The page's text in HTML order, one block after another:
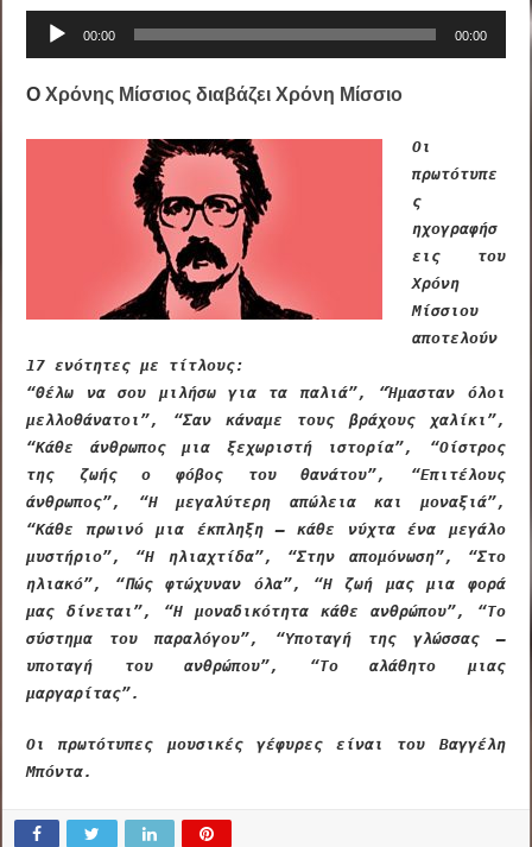
Πρόγραμμα
Αναπαραγωγής
00:00 00:00
ΟΧρόνης Μίσσιος διαβάζει Χρόνη Μίσσιο
Οι
πρωτότυπε
ς
ηχογραφήσ
εις του
Χρόνη
Μίσσιου
αποτελούν
17 ενότητες με τίτλους:
“Θέλω να σου μιλήσω για τα παλιά”, “Ήμασταν όλοι
μελλοθάνατοι”, “Σαν κάναμε τους βράχους χαλίκι”,
“Κάθε άνθρωπος μια ξεχωριστή ιστορία”, “Οίστρος
της ζωής ο φόβος του θανάτου”, “Επιτέλους
άνθρωπος”, “Η μεγαλύτερη απώλεια και μοναξιά”,
“Κάθε πρωινό μια έκπληξη – κάθε νύχτα ένα μεγάλο
μυστήριο”, “Η ηλιαχτίδα”, “Στην απομόνωση”, “Στο
ηλιακό”, “Πώς φτώχυναν όλα”, “Η ζωή μας μια φορά
μας δίνεται”, “Η μοναδικότητα κάθε ανθρώπου”, “Το
σύστημα του παραλόγου”, “Υποταγή της γλώσσας –
υποταγή του ανθρώπου”, “Το αλάθητο μιας
μαργαρίτας”.
Οι πρωτότυπες μουσικές γέφυρες είναι του Βαγγέλη
Μπόντα.